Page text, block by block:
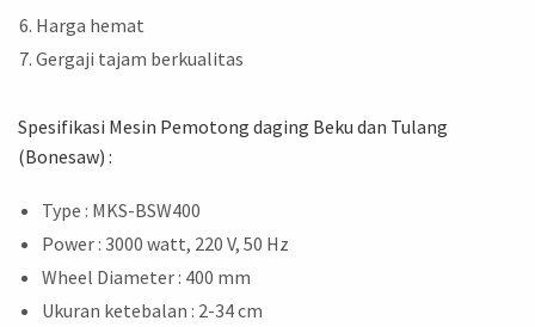
Harga hemat
Gergaji tajam berkualitas
Spesifikasi Mesin Pemotong daging Beku dan Tulang
(Bonesaw) :
Type : MKS-BSW400
Power : 3000 watt, 220 V, 50 Hz
Wheel Diameter : 400 mm
Ukuran ketebalan : 2-34 cm